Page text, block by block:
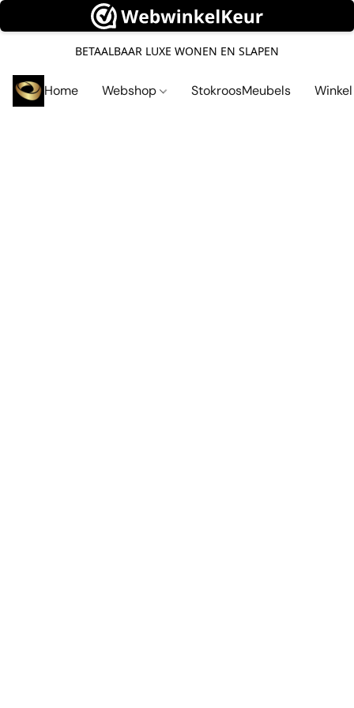
BETAALBAAR LUXE WONEN EN SLAPEN
Home Webshop StokroosMeubels